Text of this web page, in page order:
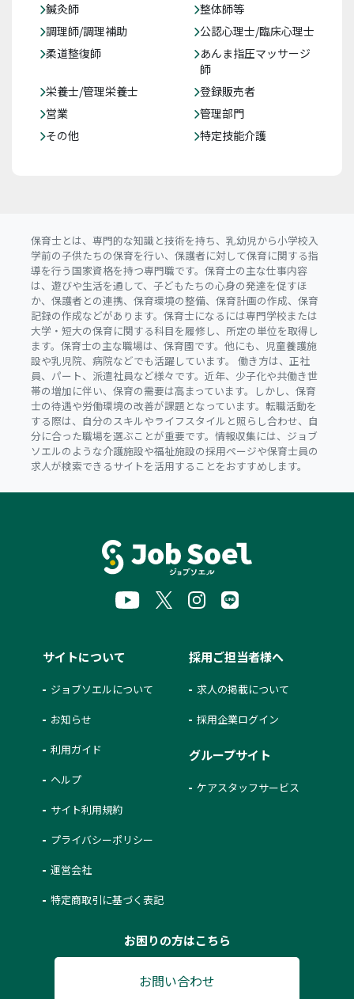
鍼灸師
整体師等
調理師/調理補助
公認心理士/臨床心理士
柔道整復師
あんま指圧マッサージ
師
栄養士/管理栄養士
登録販売者
営業
管理部門
その他
特定技能介護
保育士とは、専門的な知識と技術を持ち、乳幼児から小学校入
学前の子供たちの保育を行い、保護者に対して保育に関する指
導を行う国家資格を持つ専門職です。保育士の主な仕事内容
は、遊びや生活を通して、子どもたちの心身の発達を促すほ
か、保護者との連携、保育環境の整備、保育計画の作成、保育
記録の作成などがあります。保育士になるには専門学校または
大学・短大の保育に関する科目を履修し、所定の単位を取得し
ます。保育士の主な職場は、保育園です。他にも、児童養護施
設や乳児院、病院などでも活躍しています。 働き方は、正社
員、パート、派遣社員など様々です。近年、少子化や共働き世
帯の増加に伴い、保育の需要は高まっています。しかし、保育
士の待遇や労働環境の改善が課題となっています。転職活動を
する際は、自分のスキルやライフスタイルと照らし合わせ、自
分に合った職場を選ぶことが重要です。情報収集には、ジョブ
ソエルのような介護施設や福祉施設の採用ページや保育士員の
求人が検索できるサイトを活用することをおすすめします。
サイトについて
ジョブソエルについて
お知らせ
利用ガイド
ヘルプ
サイト利用規約
プライバシーポリシー
運営会社
特定商取引に基づく表記
採用ご担当者様へ
求人の掲載について
採用企業ログイン
グループサイト
ケアスタッフサービス
お困りの方はこちら
お問い合わせ